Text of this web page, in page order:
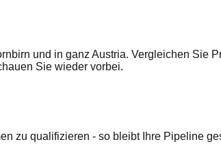
und in ganz Austria. Vergleichen Sie
Sie wieder vorbei.
zu qualifizieren - so bleibt Ihre Pipeline